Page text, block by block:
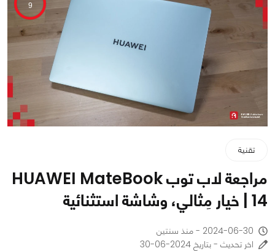
9
تقنية
مراجعة لاب توب HUAWEI MateBook
14 | خيار مِثالي، وشاشة استثنائية
2024-06-30 - منذ سنتين
اخر تحديث - بتاريخ 2024-06-30